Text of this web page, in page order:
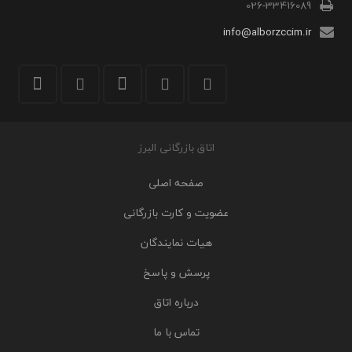
026-33416089
info@alborzccim.ir
اتاق بازرگانی البرز
صفحه اصلی
عضویت و کارت بازرگانی
هیات نمایندگان
پرسش و پاسخ
درباره اتاق
تماس با ما